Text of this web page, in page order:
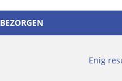
BEZORGEN
Enig